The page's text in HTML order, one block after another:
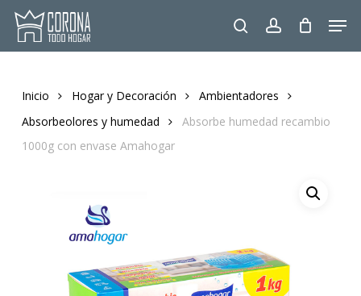
Skip
main
searchaccount
Inicio Hogar y Decoración
Ambientadores
Absorbeolores y humedad
Absorbe humedad recambio
1000g con envase Amahogar